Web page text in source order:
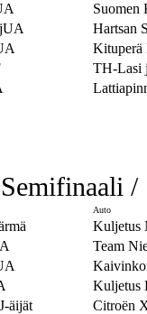
Suomen
Hartsan
Kituperä
TH-Lasi
Auto
Kuljetus
Team
Kuljetus
äijät Citroën